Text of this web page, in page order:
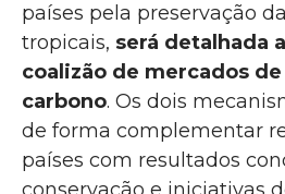
países pela preservação
tropicais, será detalhada
coalizão de mercados
carbono. Os dois
de forma complementar
países com resultados